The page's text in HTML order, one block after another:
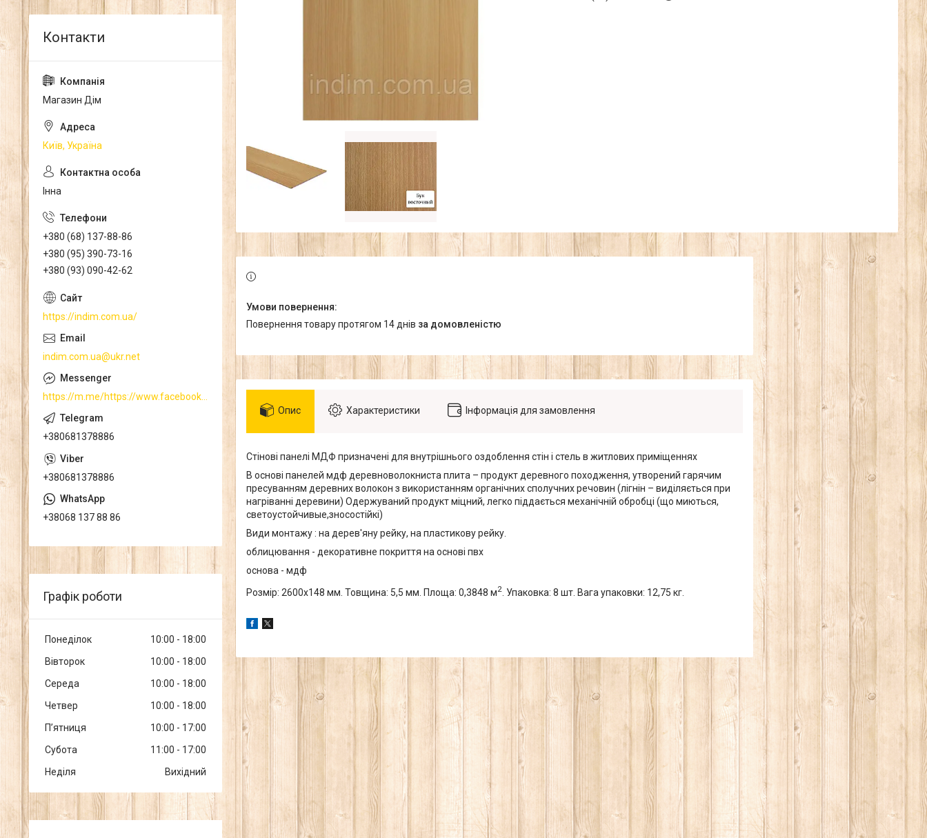
повернення товару протягом 14 днів за домовленістю
Опис Характеристики Інформація для замовлення
Стінові панелі МДФ призначені для внутрішнього оздоблення стін і стель в житлових приміщеннях
В основі панелей мдф деревноволокниста плита – продукт деревного походження, утворений гарячим
пресуванням деревних волокон з використанням органічних сполучних речовин (лігнін – виділяється при
нагріванні деревини) Одержуваний продукт міцний, легко піддається механічній обробці (що миються,
светоустойчивые,зносостійкі)
Види монтажу : на дерев'яну рейку, на пластикову рейку.
облицювання - декоративне покриття на основі пвх
основа - мдф
Розмір: 2600х148 мм. Товщина: 5,5 мм. Площа: 0,3848 м2 . Упаковка: 8 шт. Вага упаковки: 12,75 кг.
Магазин Дім
Київ, Україна
Інна
+380 (68) 137-88-86
+380 (95) 390-73-16
+380 (93) 090-42-62
https://indim.com.ua/
indim.com.ua@ukr.net
https://m.me/https://www.facebook.com/
+380681378886
+380681378886
+38068 137 88 86
Графік роботи
Понеділок 10:00
18:00
Вівторок
10:00
18:00
Середа
10:00
18:00
Четвер
10:00
18:00
Пʼятниця
10:00
17:00
Субота
11:00
17:00
Неділя
Вихідний